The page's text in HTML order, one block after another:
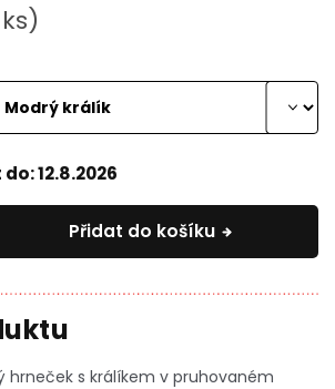
)
do:12.8.2026
Přidat do košíku
hrneček s králíkem v pruhovaném